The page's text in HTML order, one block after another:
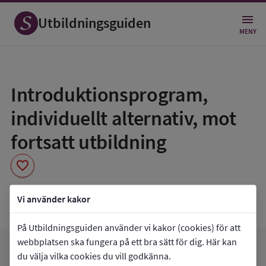
Vi använder kakor
På Utbildningsguiden använder vi kakor (cookies) för att
webbplatsen ska fungera på ett bra sätt för dig. Här kan
du välja vilka cookies du vill godkänna.
Utbildningsguiden MENY
Introduktionsprogram,
individuellt alternativ, mot
fortsatt utbildning
favorite
som
favorit
Hagagymnasiet skolenhet gul
Gå tillHagagymnasiet skolenhet gularrow_forward